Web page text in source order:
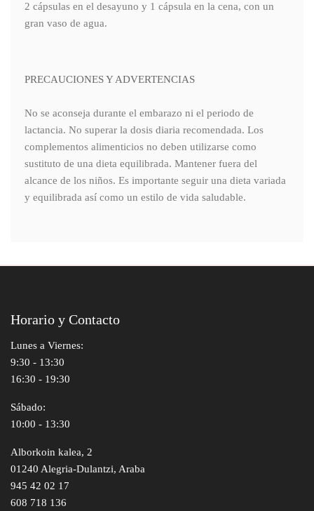
2 cápsulas en el desayuno y 1 cápsula en la cena, con un
gran vaso de agua.
PRECAUCIONES Y ADVERTENCIAS
No se aconseja durante el embarazo ni el periodo de
lactancia. No superar la dosis diaria recomendada. Los
complementos alimenticios no deben utilizarse como
sustituto de una dieta equilibrada. Mantener fuera del
alcance de los niños. Es importante seguir una dieta variada
y equilibrada así como un estilo de vida saludable.
Horario y Contacto
Lunes a Viernes:
9:30 - 13:30
16:30 - 19:30
Sábado:
10:00 - 13:30
Alborkoin kalea, 2
01240 Alegria-Dulantzi, Araba
945 42 02 17
608 718 136